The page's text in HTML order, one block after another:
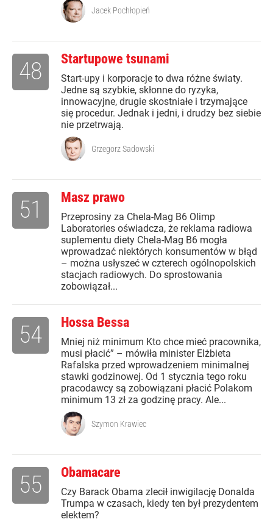
Jacek Pochłopień
Startupowe tsunami
Start-upy i korporacje to dwa różne światy.
Jedne są szybkie, skłonne do ryzyka,
innowacyjne, drugie skostniałe i trzymające
się procedur. Jednak i jedni, i drudzy bez siebie
nie przetrwają.
48
Grzegorz Sadowski
Masz prawo
Przeprosiny za Chela-Mag B6 Olimp
Laboratories oświadcza, że reklama radiowa
suplementu diety Chela-Mag B6 mogła
wprowadzać niektórych konsumentów w błąd
– można usłyszeć w czterech ogólnopolskich
stacjach radiowych. Do sprostowania
zobowiązał...
51
Hossa Bessa
Mniej niż minimum Kto chce mieć pracownika,
musi płacić” – mówiła minister Elżbieta
Rafalska przed wprowadzeniem minimalnej
stawki godzinowej. Od 1 stycznia tego roku
pracodawcy są zobowiązani płacić Polakom
minimum 13 zł za godzinę pracy. Ale...
54
Szymon Krawiec
Obamacare
Czy Barack Obama zlecił inwigilację Donalda
Trumpa w czasach, kiedy ten był prezydentem
elektem?
55